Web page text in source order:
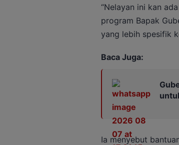
“Nelayan ini kan
program Bapak
yang lebih spesifik
Baca Juga:
Ia menyebut